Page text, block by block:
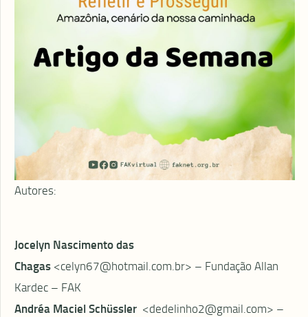
Autores:
Jocelyn Nascimento das
Chagas <celyn67@hotmail.com.br> – Fundação Allan
Kardec – FAK
Andréa Maciel Schüssler <dedelinho2@gmail.com> –